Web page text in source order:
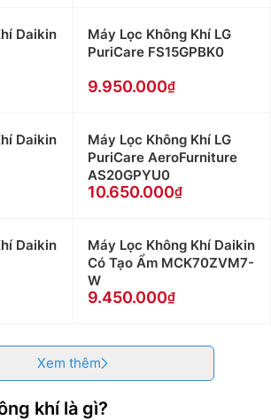
Daikin
Máy Lọc Không Khí LG
PuriCare FS15GPBK0
9.950.000
Daikin
Máy Lọc Không Khí LG
PuriCare AeroFurniture
AS20GPYU0
10.650.000
Daikin
Máy Lọc Không Khí Daikin
Có Tạo Ẩm MCK70ZVM7-
W
9.450.000
Xem thêm
khí là gì?